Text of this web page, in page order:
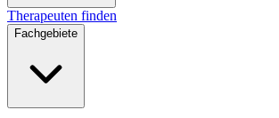
Therapeuten finden
Fachgebiete